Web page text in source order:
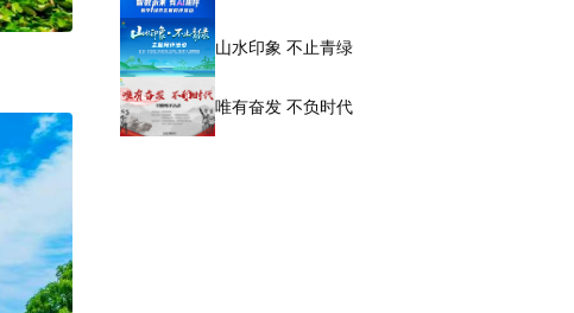
山水印象 不止青绿
唯有奋发 不负时代